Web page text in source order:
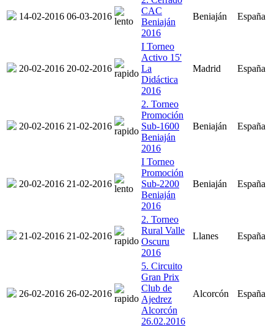
14-02-2016 06-03-2016
CAC
Beniaján
2016
Beniaján España
20-02-2016 20-02-2016
I Torneo
Activo 15'
La
Didáctica
2016
Madrid España
20-02-2016 21-02-2016
2. Torneo
Promoción
Sub-1600
Beniaján
2016
Beniaján España
20-02-2016 21-02-2016
I Torneo
Promoción
Sub-2200
Beniaján
2016
Beniaján España
21-02-2016 21-02-2016
2. Torneo
Rural Valle
Oscuru
2016
Llanes España
26-02-2016 26-02-2016
5. Circuito
Gran Prix
Club de
Ajedrez
Alcorcón
26.02.2016
Alcorcón España